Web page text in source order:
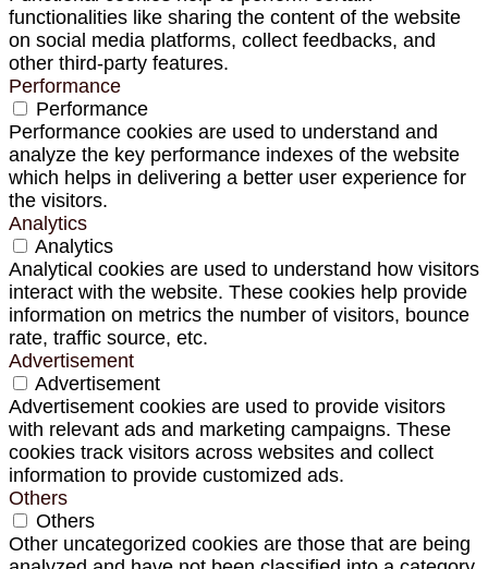
functionalities like sharing the content of the website
on social media platforms, collect feedbacks, and
other third-party features.
Performance
Performance
Performance cookies are used to understand and
analyze the key performance indexes of the website
which helps in delivering a better user experience for
the visitors.
Analytics
Analytics
Analytical cookies are used to understand how visitors
interact with the website. These cookies help provide
information on metrics the number of visitors, bounce
rate, traffic source, etc.
Advertisement
Advertisement
Advertisement cookies are used to provide visitors
with relevant ads and marketing campaigns. These
cookies track visitors across websites and collect
information to provide customized ads.
Others
Others
Other uncategorized cookies are those that are being